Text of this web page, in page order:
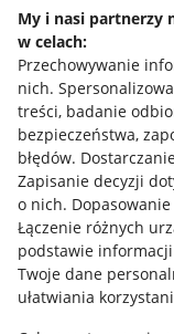
My i nasi partnerzy
w celach:
Przechowywanie
nich.
treści, badanie
bezpieczeństwa,
błędów.
Zapisanie decyzji
o nich.
Łączenie różnych
podstawie
Twoje dane
ułatwiania
Allegro Gadane dla
Allegro Gadane dla
Mapa miejscowości
Informacje prawne
Regulamin
Polityka plików
Ustawienia plików